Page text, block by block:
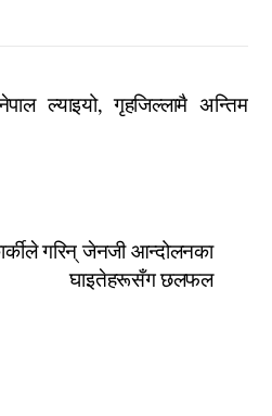
ल्याइयो, गृहजिल्लामै अन्तिम
गरिन् जेनजी आन्दोलनका
घाइतेहरूसँग छलफल